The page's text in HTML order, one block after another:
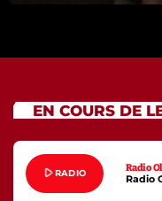
EN COURS DE
play_arrowRADIO Radio
Radio